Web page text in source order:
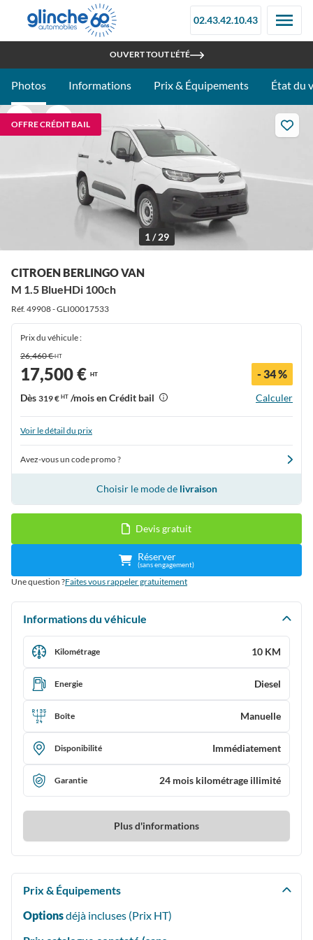
02.43.42.10.43
RETROUVEZ-NOUS À LA FOIRE DU MANS - STAND 097C
OUVERT TOUT L'ÉTÉ
Photos Informations Prix & Équipements État du
OFFRE CRÉDIT BAIL
1 / 29
CITROEN BERLINGO VAN
M 1.5 BlueHDi 100ch
Réf. 49908 - GLI00017533
Prix du véhicule :
26,460 €HT
17,500 € HT - 34 %
Dès 319 € HT /mois en Crédit bail Calculer
Voir le détail du prix
Avez-vous un code promo ?
Choisir le mode de livraison
Devis gratuit
Réserver
(sans engagement)
Une question ?Faites vous rappeler gratuitement
Informations du véhicule
Kilométrage 10 KM
Energie Diesel
Boîte Manuelle
Disponibilité Immédiatement
Garantie 24 mois kilométrage illimité
Plus d'informations
Prix & Équipements
Optionsdéjà incluses (Prix HT)